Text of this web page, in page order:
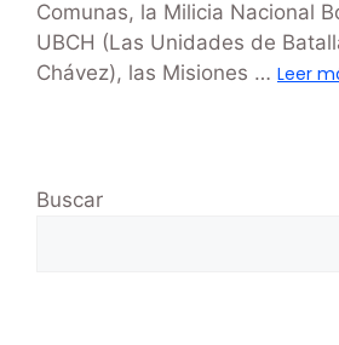
Comunas, la Milicia Nacional
UBCH (Las Unidades de
Chávez), las Misiones … Leer
Buscar